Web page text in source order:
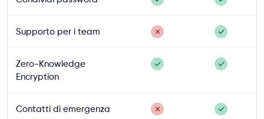
Supporto per i team ✗ ✓
Zero-Knowledge
Encryption
✓ ✓
Contatti di emergenza ✗ ✓